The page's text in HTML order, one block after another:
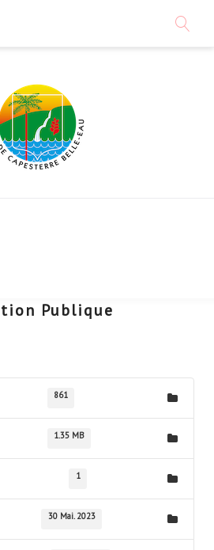
Publique
861
1.35 MB
1
30 Mai. 2023